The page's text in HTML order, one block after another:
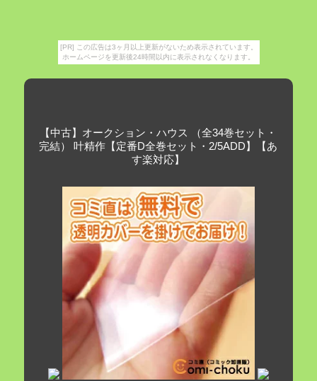
[PR] この広告は3ヶ月以上更新がないため表示されています。
ホームページを更新後24時間以内に表示されなくなります。
【中古】オークション・ハウス （全34巻セット・
完結） 叶精作【定番D全巻セット・2/5ADD】【あ
す楽対応】